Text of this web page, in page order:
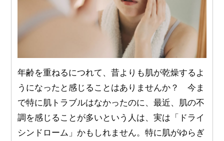
年齢を重ねるにつれて、昔よりも肌が乾燥するよ
うになったと感じることはありませんか？ 今ま
で特に肌トラブルはなかったのに、最近、肌の不
調を感じることが多いという人は、実は「ドライ
シンドローム」かもしれません。特に肌がゆらぎ